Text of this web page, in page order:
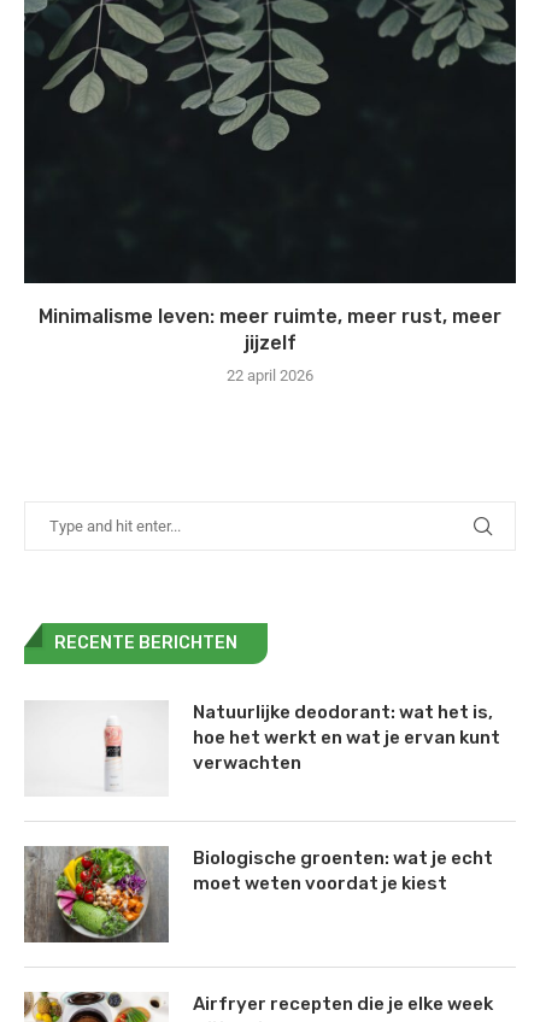
Minimalisme leven: meer ruimte, meer rust, meer
jijzelf
22 april 2026
RECENTE BERICHTEN
Natuurlijke deodorant: wat het is,
hoe het werkt en wat je ervan kunt
verwachten
Biologische groenten: wat je echt
moet weten voordat je kiest
Airfryer recepten die je elke week